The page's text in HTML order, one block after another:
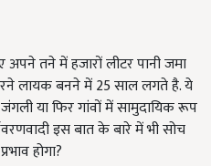
तने में हजारों लीटर पानी जमा
लायक बनने में 25साल लगते है. ये
या फिर गांवों में सामुदायिक रूप
इस बात के बारे में भी सोच
होगा?